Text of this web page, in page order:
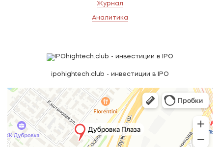
ipohightech.club - инвестиции в IPO
Журнал
Аналитика